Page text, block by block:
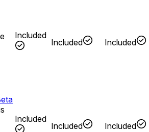
Included
Included Included
Included
Included Included